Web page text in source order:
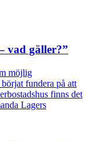
vad gäller?”
möjlig
fundera på att
finns det
Lagers